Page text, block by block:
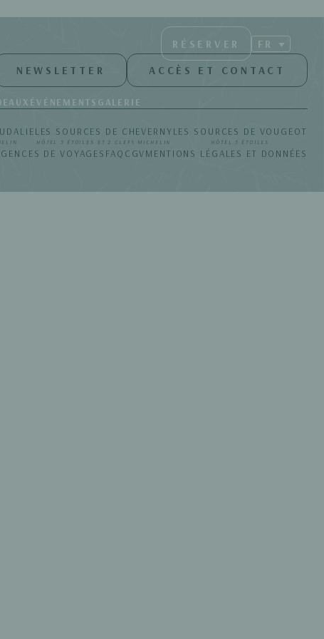
RÉSERVER FR
ÉVÉNEMENTS GALERIE
NEWSLETTER ACCÈS ET CONTACT
LES SOURCES DE CHEVERNY
HÔTEL 5 ÉTOILES ET 2 CLEFS MICHELIN
LES SOURCES DE VOUGEOT
HÔTEL 5 ÉTOILES
DE VOYAGES FAQ CGVMENTIONS LÉGALES ET DONNÉES